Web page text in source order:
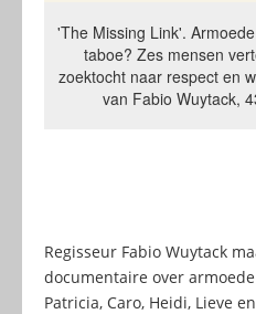
'The Missing Link'.
taboe? Zes mensen
zoektocht naar respect en
van Fabio Wuytack,
Regisseur Fabio Wuytack
documentaire over
Patricia, Caro, Heidi, Lieve